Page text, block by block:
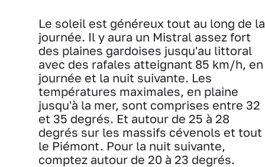
Le soleil est généreux tout au long de la
journée. Il y aura un Mistral assez fort
des plaines gardoises jusqu'au littoral
avec des rafales atteignant 85 km/h, en
journée et la nuit suivante. Les
températures maximales, en plaine
jusqu'à la mer, sont comprises entre 32
et 35 degrés. Et autour de 25 à 28
degrés sur les massifs cévenols et tout
le Piémont. Pour la nuit suivante,
comptez autour de 20 à 23 degrés.